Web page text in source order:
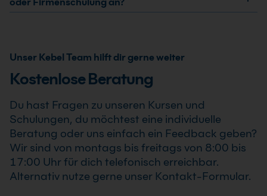
Einsatz von AZ-104 Training: Microsoft Azure
Azure Administrator (AZ-104T00) Kurs findet auch
auch als Online-Firmenschulung durchgeführt werden.
Inhalte, Prozesse und Schwerpunkte passen wir
Unternehmens an.
Unser Kebel Team hilft dir gerne weiter
Kostenlose Beratung
Du hast Fragen zu unseren Kursen und
Schulungen, du möchtest eine individuelle
Beratung oder uns einfach ein Feedback geben?
Wir sind von montags bis freitags von 8:00 bis
17:00 Uhr für dich telefonisch erreichbar.
Alternativ nutze gerne unser Kontakt-Formular.